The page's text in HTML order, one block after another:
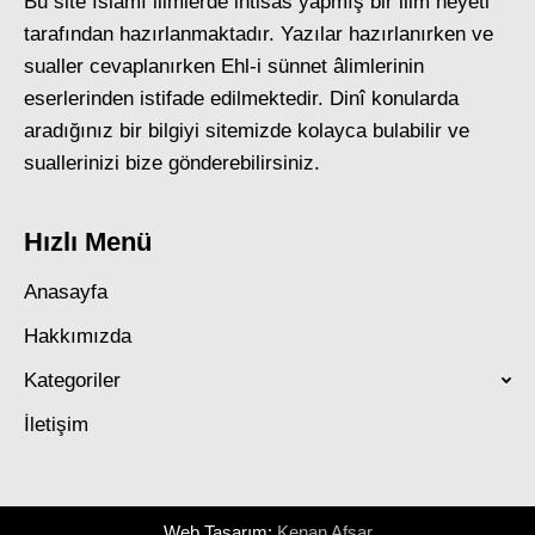
tarafından hazırlanmaktadır. Yazılar hazırlanırken ve
sualler cevaplanırken Ehl-i sünnet âlimlerinin
eserlerinden istifade edilmektedir. Dinî konularda
aradığınız bir bilgiyi sitemizde kolayca bulabilir ve
suallerinizi bize gönderebilirsiniz.
Hızlı Menü
Anasayfa
Hakkımızda
Kategoriler
İletişim